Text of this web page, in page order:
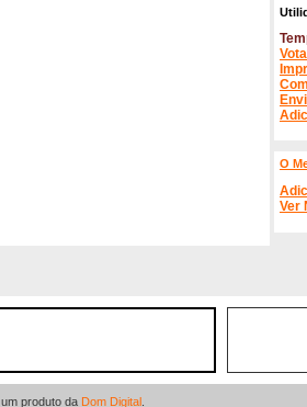
O
Ver
, um produto da Dom Digital